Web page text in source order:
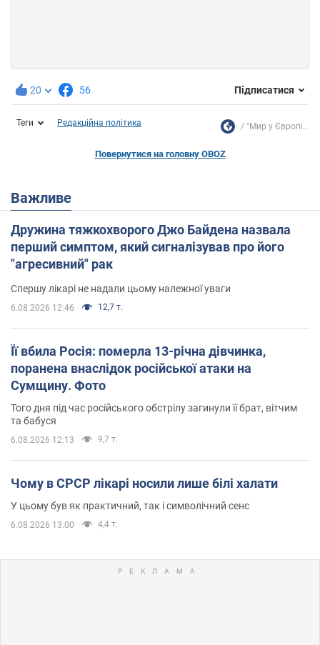
20 56 Підписатися
Теги Редакційна політика "Мир у Європі...
Повернутися на головну OBOZ
Важливе
Дружина тяжкохворого Джо Байдена назвала
перший симптом, який сигналізував про його
"агресивний" рак
Спершу лікарі не надали цьому належної уваги
6.08.2026 12:46 12,7 т.
Її вбила Росія: померла 13-річна дівчинка,
поранена внаслідок російської атаки на
Сумщину. Фото
Того дня під час російського обстрілу загинули її брат, вітчим
та бабуся
6.08.2026 12:13 9,7 т.
Чому в СРСР лікарі носили лише білі халати
У цьому був як практичний, так і символічний сенс
6.08.2026 13:00 4,4 т.